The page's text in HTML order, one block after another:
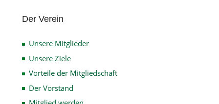
Der Verein
Unsere Mitglieder
Unsere Ziele
Vorteile der Mitgliedschaft
Der Vorstand